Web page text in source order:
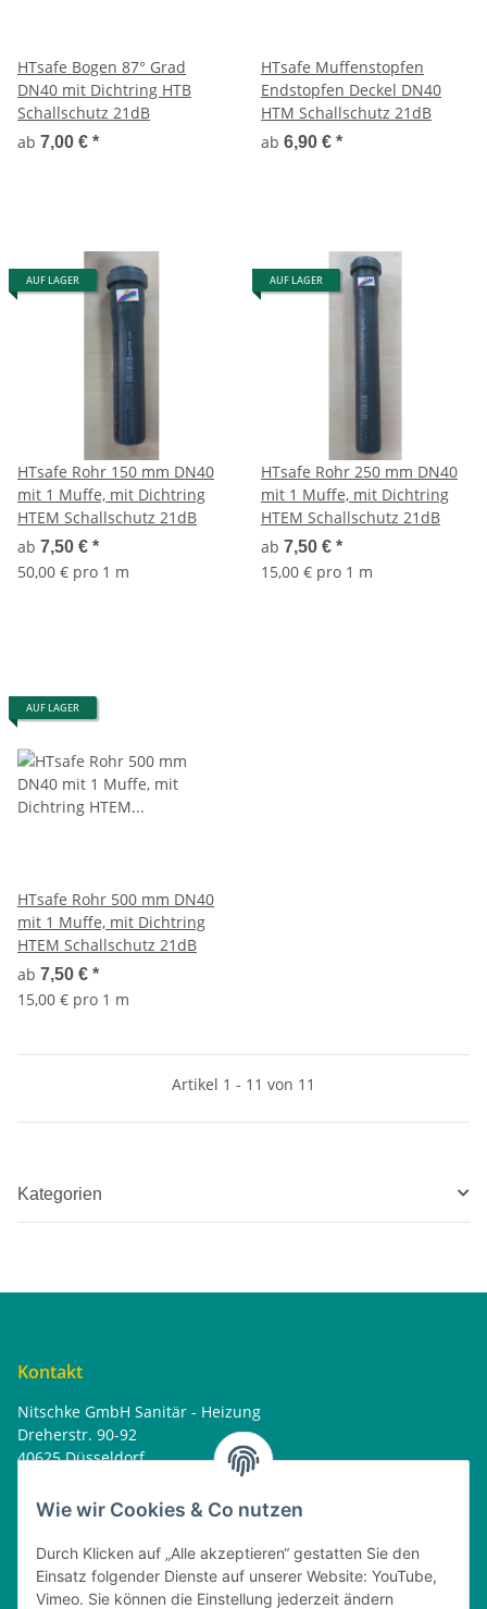
Wie wir Cookies & Co nutzen
Durch Klicken auf „Alle akzeptieren“ gestatten Sie den
Einsatz folgender Dienste auf unserer Website: YouTube,
Vimeo. Sie können die Einstellung jederzeit ändern
HTsafe Bogen 87° Grad
DN40 mit Dichtring HTB
Schallschutz 21dB
ab 7,00 € *
HTsafe Muffenstopfen
Endstopfen Deckel DN40
HTM Schallschutz 21dB
ab 6,90 € *
AUF LAGER
HTsafe Rohr 150 mm DN40
mit 1 Muffe, mit Dichtring
HTEM Schallschutz 21dB
ab 7,50 € *
50,00 € pro 1 m
AUF LAGER
HTsafe Rohr 250 mm DN40
mit 1 Muffe, mit Dichtring
HTEM Schallschutz 21dB
ab 7,50 € *
15,00 € pro 1 m
AUF LAGER
HTsafe Rohr 500 mm DN40
mit 1 Muffe, mit Dichtring
HTEM Schallschutz 21dB
ab 7,50 € *
15,00 € pro 1 m
Artikel 1 - 11 von 11
Kategorien
Kontakt
Nitschke GmbH Sanitär - Heizung
Dreherstr. 90-92
40625 Düsseldorf
home@nitschkegmbh.de
Rechtliches